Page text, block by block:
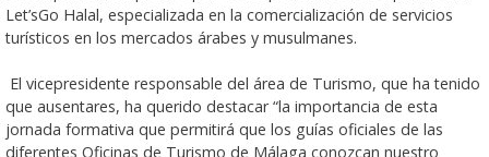
Let’sGo Halal, especializada en la comercialización de servicios
turísticos en los mercados árabes y musulmanes.
El vicepresidente responsable del área de Turismo, que ha tenido
que ausentares, ha querido destacar “la importancia de esta
jornada formativa que permitirá que los guías oficiales de las
diferentes Oficinas de Turismo de Málaga conozcan nuestro